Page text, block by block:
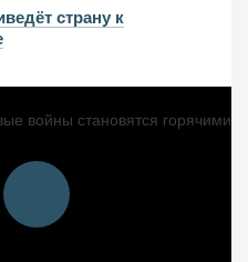
страну к